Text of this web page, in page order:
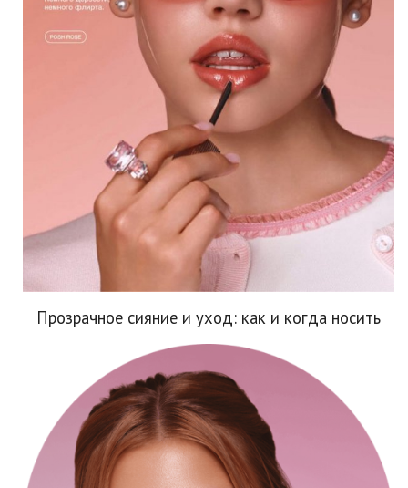
Прозрачное сияние и уход: как и когда носить